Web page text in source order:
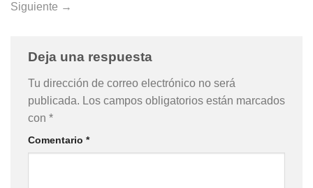
Siguiente →
Deja una respuesta
Tu dirección de correo electrónico no será
publicada. Los campos obligatorios están marcados
con *
Comentario *